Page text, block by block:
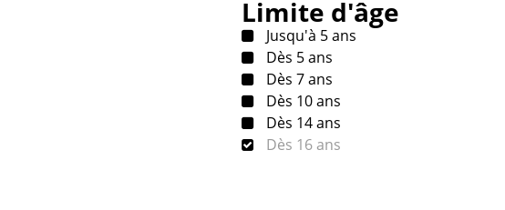
Limite d'âge
Jusqu'à 5 ans
Dès 5 ans
Dès 7 ans
Dès 10 ans
Dès 14 ans
Dès 16 ans